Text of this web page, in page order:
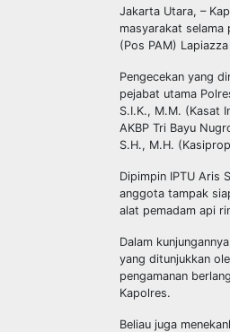
Jakarta Utara, –
masyarakat selama
(Pos PAM)
Pengecekan yang
pejabat utama
S.I.K., M.M. (Kasat
AKBP Tri Bayu
S.H., M.H.
Dipimpin IPTU Aris
anggota tampak
alat pemadam api
Dalam
yang ditunjukkan
pengamanan
Kapolres.
Beliau juga